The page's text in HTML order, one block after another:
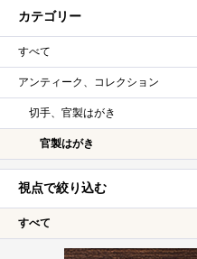
カテゴリー
すべて
アンティーク、コレクション
切手、官製はがき
官製はがき
視点で絞り込む
すべて